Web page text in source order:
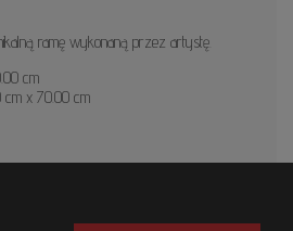
ramę wykonaną przez artystę.
cm
cm x 70.00 cm